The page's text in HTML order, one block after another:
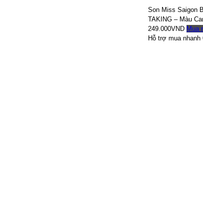
Son Miss Saigon
TAKING – Màu
249.000VND Mua
Hỗ trợ mua nhanh